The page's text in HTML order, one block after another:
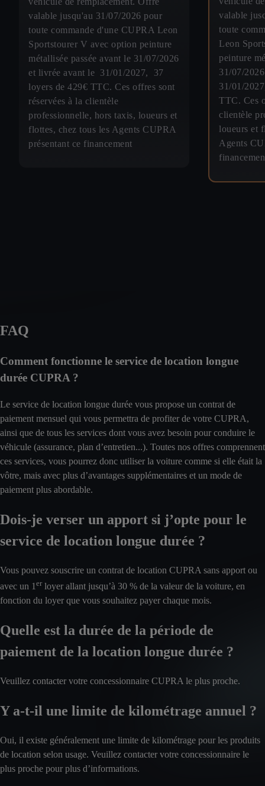
valable jusqu'au 31/07/2026 pour
toute commande d'une CUPRA Leon
Sportstourer V avec option peinture
métallisée passée avant le 31/07/2026
et livrée avant le 31/01/2027, 37
loyers de 429€ TTC. Ces offres sont
réservées à la clientèle
professionnelle, hors taxis, loueurs et
flottes, chez tous les Agents CUPRA
présentant ce financement
valable
toute
Leon
peinture
31/07/
31/01/
TTC. Ces
clientèle
loueurs et
Agents
FAQ
Comment fonctionne le service de location longue
durée CUPRA ?
Le service de location longue durée vous propose un contrat de
paiement mensuel qui vous permettra de profiter de votre CUPRA,
ainsi que de tous les services dont vous avez besoin pour conduire le
véhicule (assurance, plan d’entretien...). Toutes nos offres comprennent
ces services, vous pourrez donc utiliser la voiture comme si elle était la
vôtre, mais avec plus d’avantages supplémentaires et un mode de
paiement plus abordable.
Dois-je verser un apport si j’opte pour le
service de location longue durée ?
Vous pouvez souscrire un contrat de location CUPRA sans apport ou
avec un 1 erloyer allant jusqu’à 30 % de la valeur de la voiture, en
fonction du loyer que vous souhaitez payer chaque mois.
Quelle est la durée de la période de
paiement de la location longue durée ?
Veuillez contacter votre concessionnaire CUPRA le plus proche.
Y a-t-il une limite de kilométrage annuel ?
Oui, il existe généralement une limite de kilométrage pour les produits
de location selon usage. Veuillez contacter votre concessionnaire le
plus proche pour plus d’informations.